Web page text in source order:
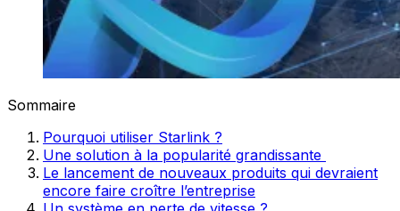
Sommaire
Pourquoi utiliser Starlink ?
Une solution à la popularité grandissante
Le lancement de nouveaux produits qui devraient
encore faire croître l’entreprise